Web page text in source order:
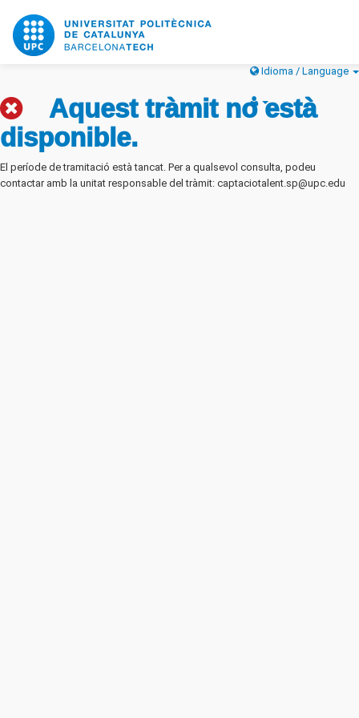
Idioma / Language
Aquest tràmit no està
disponible.
El període de tramitació està tancat. Per a qualsevol consulta, podeu
contactar amb la unitat responsable del tràmit: captaciotalent.sp@upc.edu